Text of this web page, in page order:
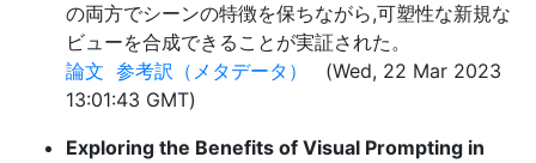
の両方でシーンの特徴を保ちながら,可塑性な新規な
ビューを合成できることが実証された。
論文 参考訳（メタデータ）
(Wed, 22 Mar 2023
13:01:43 GMT)
Exploring the Benefits of Visual Prompting in